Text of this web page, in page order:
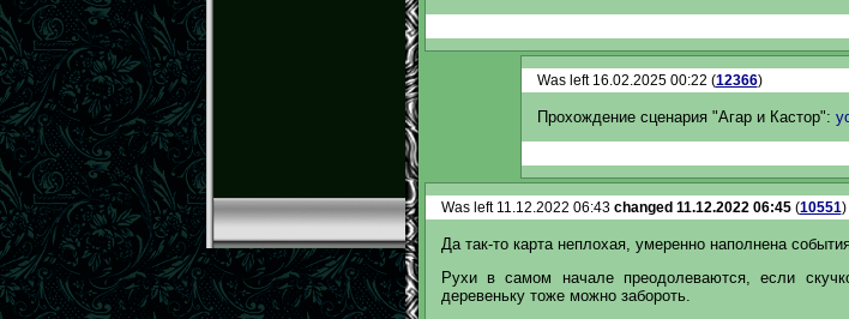
Was left 16.02.2025 00:22 (12366)
Прохождение сценария "Агар и Кастор":
Was left 11.12.2022 06:43 changed 11.12.2022 06:45(10551)
Да так-то карта неплохая, умеренно наполнена
Рухи в самом начале преодолеваются, если
деревеньку тоже можно забороть.